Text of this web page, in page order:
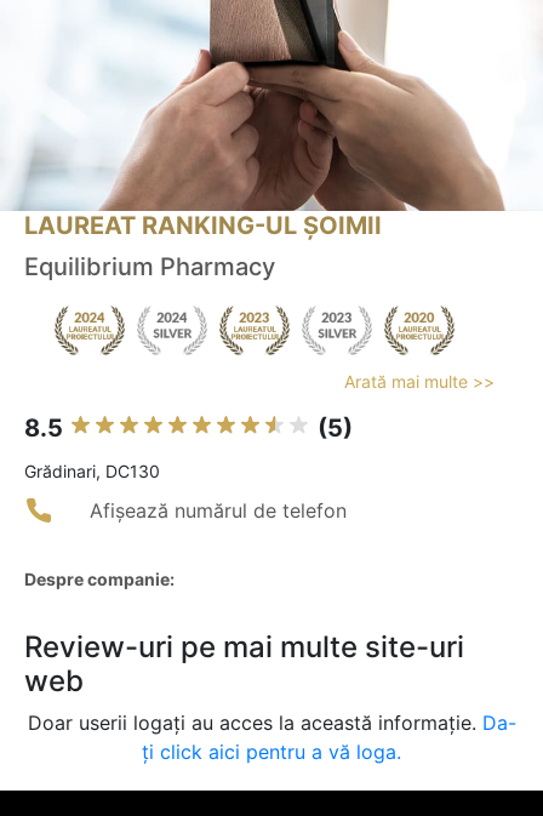
LAUREAT RANKING-UL ȘOIMII
Equilibrium Pharmacy
Arată mai multe >>
8.5 (5)
Grădinari, DC130
Afișează numărul de telefon
Despre companie:
Review-uri pe mai multe site-uri
web
Doar userii logați au acces la această informație. Da-
ți click aici pentru a vă loga.